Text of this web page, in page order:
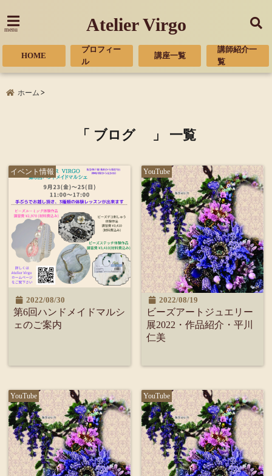
menu Atelier Virgo
HOME
プロフィー
ル
講座一覧
講師紹介一
覧
ホーム
「 ブログ 」 一覧
イベント情報
2022/08/30
第6回ハンドメイドマルシ
ェのご案内
YouTube
2022/08/19
ビーズアートジュエリー
展2022・作品紹介・平川
仁美
YouTube YouTube